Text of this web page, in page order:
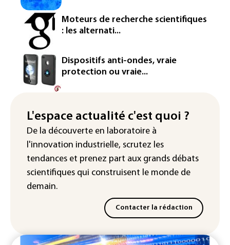
Arabie saoudite, Turquie et Pakistan
vont signer vendredi un accord de
défense (source proche de l'armée)
Réseaux sociaux: une large majorité
d'ados britanniques compte
contourner le couvre-feu (sondage)
Puces et solaire: les Etats-Unis taxent
Les Etats-Unis veulent contrôler la
production d'un composant des
semiconducteurs et panneaux solaires
Moteurs de recherche scientifiques
: les alternati...
Dispositifs anti-ondes, vraie
protection ou vraie...
L'espace actualité c'est quoi ?
De la découverte en laboratoire à
l'innovation industrielle, scrutez les
tendances et prenez part aux grands débats
scientifiques qui construisent le monde de
demain.
Contacter la rédaction